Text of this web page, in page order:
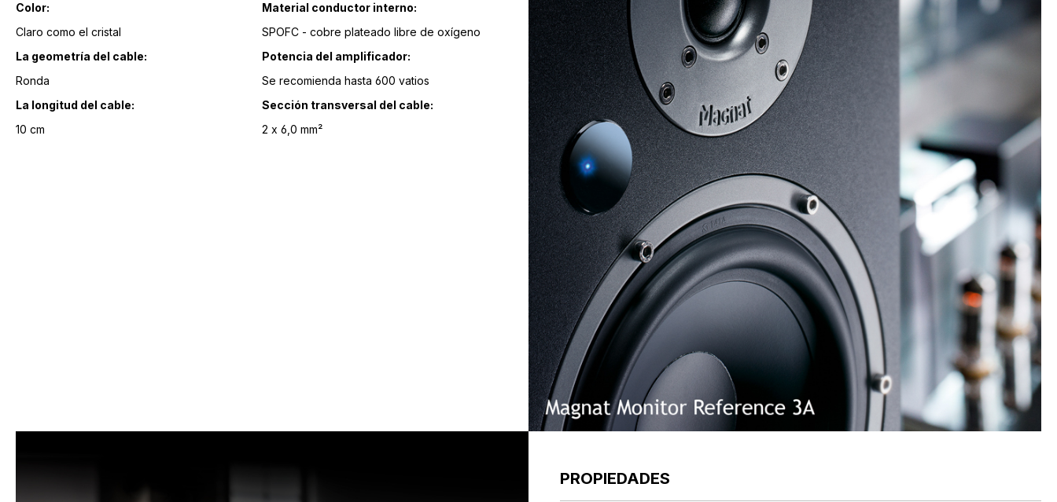
Color:
Claro como el cristal
La geometría del cable:
Ronda
La longitud del cable:
10 cm
Material conductor interno:
SPOFC - cobre plateado libre de oxígeno
Potencia del amplificador:
Se recomienda hasta 600 vatios
Sección transversal del cable:
2 x 6,0 mm²
PROPIEDADES